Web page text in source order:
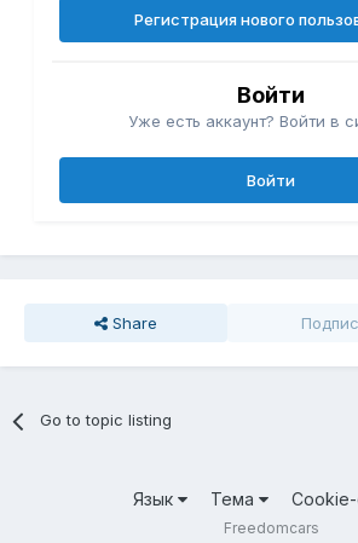
Регистрация нового
Войти
Уже есть аккаунт? Войти в
Войти
Share
Go to topic listing
Язык Тема
Freedomcars